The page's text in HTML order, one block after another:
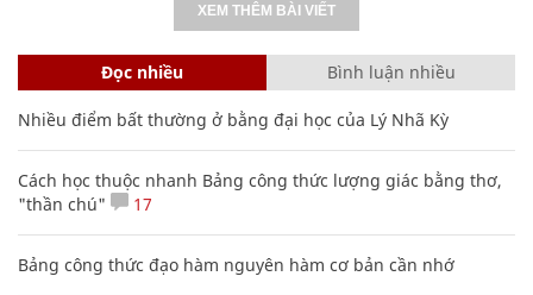
XEM THÊM BÀI VIẾT
Đọc nhiều Bình luận nhiều
Nhiều điểm bất thường ở bằng đại học của Lý Nhã Kỳ
Cách học thuộc nhanh Bảng công thức lượng giác bằng thơ,
"thần chú"
17
Bảng công thức đạo hàm nguyên hàm cơ bản cần nhớ